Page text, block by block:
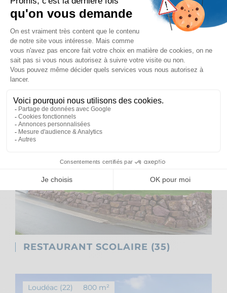
RESTAURANT SCOLAIRE POUR
MATERNELLE (27)
RESTAURANT SCOLAIRE (35)
St Senoux (35) 456 m²
Loudéac (22) 800 m²